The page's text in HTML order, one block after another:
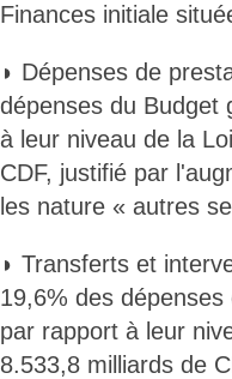
Finances initiale
◗ Dépenses de
dépenses du Budget
à leur niveau de la
CDF, justifié par
les nature « autres
◗ Transferts et
19,6% des
par rapport à leur
8.533,8 milliards de